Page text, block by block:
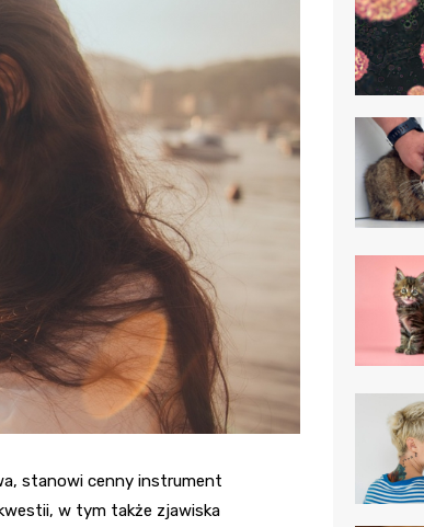
stanowi cenny instrument
w tym także zjawiska